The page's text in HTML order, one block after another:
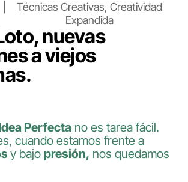
Técnicas Creativas,Creatividad
Expandida
nuevas
a viejos
Perfecta no es tarea fácil.
cuando estamos frente a
y bajo presión, nos quedamos